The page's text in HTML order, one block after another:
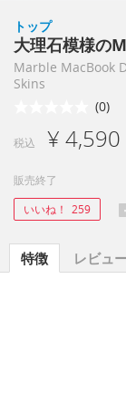
トップ
大理石模様の
Marble MacBook
Skins
(0)
税込 ¥ 4,590
販売終了
いいね！ 259
特徴 レビュ